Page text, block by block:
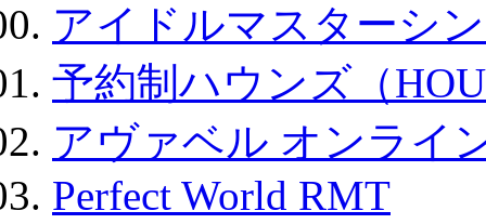
アイドルマスターシ
予約制ハウンズ（
アヴァベル オンライ
Perfect World RMT